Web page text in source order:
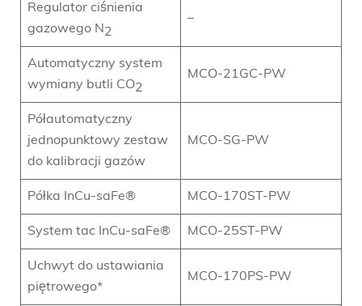
Regulator ciśnienia
gazowego N2
–
Automatyczny system
wymiany butli CO2
MCO-21GC-PW
Półautomatyczny
jednopunktowy zestaw
do kalibracji gazów
MCO-SG-PW
Półka InCu-saFe® MCO-170ST-PW
System tac InCu-saFe® MCO-25ST-PW
Uchwyt do ustawiania
piętrowego*
MCO-170PS-PW